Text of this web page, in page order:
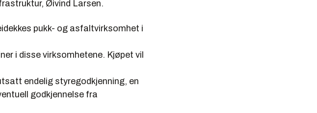
Øivind Larsen.
pukk- og asfaltvirksomhet i
i disse virksomhetene. Kjøpet vil
endelig styregodkjenning, en
godkjennelse fra